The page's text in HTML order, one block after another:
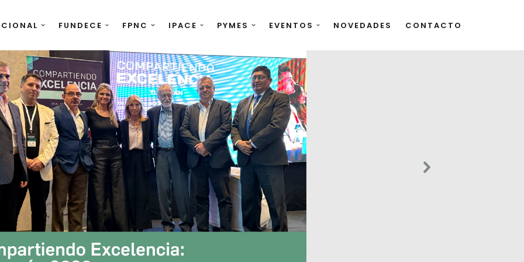
FUNDECE FPNC IPACE PYMES EVENTOS NOVEDADES CONTACTO